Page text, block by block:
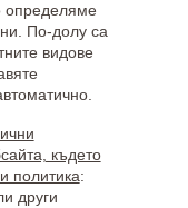
определяме
По-долу са
видове
където
политика:
други